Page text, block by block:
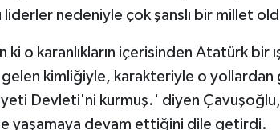
liderler nedeniyle çok şanslı bir millet
ki o karanlıkların içerisinden Atatürk bir
kimliğiyle, karakteriyle o yollardan
Devleti'ni kurmuş.' diyen
yaşamaya devam ettiğini dile getirdi.